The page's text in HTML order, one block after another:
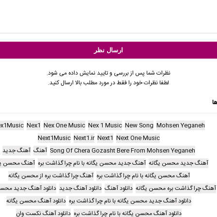
نظرات شما پس از بررسی و تایید نمایش داده می شود.
لطفا نظرات خود را فقط در مورد مطلب بالا ارسال کنید.
Mohsen Yeganeh
New Song
Nex 1 Music
Nex One Music
Nex1
Next One Music
Next1
Next1.ir
Next1Music
Song Of Chera Gozasht Bere From Mohsen Yeganeh آهنگ آهنگ جدید
آهنگ جدید محسن یگانه آهنگ جدید محسن یگانه با نام چرا گذاشت بره آهنگ محسن
آهنگ محسن یگانه با نام چرا گذاشت بره آهنگ چرا گذاشت بره از محسن یگانه
آهنگ چرا گذاشت بره محسن یگانه دانلود آهنگ دانلود آهنگ جدید دانلود آهنگ جدید
دانلود آهنگ جدید محسن یگانه با نام چرا گذاشت بره دانلود آهنگ محسن یگانه
دانلود آهنگ محسن یگانه با نام چرا گذاشت بره دانلود آهنگ نکست وان